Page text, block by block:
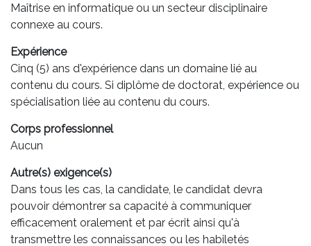
Maîtrise en informatique ou un secteur disciplinaire
connexe au cours.
Expérience
Cinq (5) ans d'expérience dans un domaine lié au
contenu du cours. Si diplôme de doctorat, expérience ou
spécialisation liée au contenu du cours.
Corps professionnel
Aucun
Autre(s) exigence(s)
Dans tous les cas, la candidate, le candidat devra
pouvoir démontrer sa capacité à communiquer
efficacement oralement et par écrit ainsi qu'à
transmettre les connaissances ou les habiletés